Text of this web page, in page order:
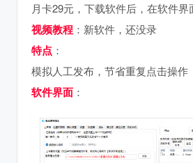
月卡29元，下载软件后，在软件界
视频教程 ：新软件，还没录
特点 ：
模拟人工发布，节省重复点击操作
软件界面 ：